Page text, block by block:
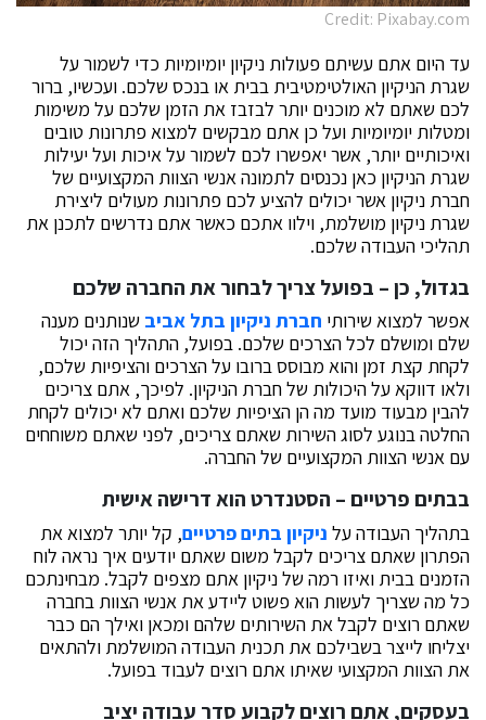
Credit: Pixabay.com
עד היום אתם עשיתם פעולות ניקיון יומיומיות כדי לשמור על
שגרת הניקיון האולטימטיבית בבית או בנכס שלכם. ועכשיו, ברור
לכם שאתם לא מוכנים יותר לבזבז את הזמן שלכם על משימות
ומטלות יומיומיות ועל כן אתם מבקשים למצוא פתרונות טובים
ואיכותיים יותר, אשר יאפשרו לכם לשמור על איכות ועל יעילות
שגרת הניקיון כאן נכנסים לתמונה אנשי הצוות המקצועיים של
חברת ניקיון אשר יכולים להציע לכם פתרונות מעולים ליצירת
שגרת ניקיון מושלמת, וילוו אתכם כאשר אתם נדרשים לתכנן את
תהליכי העבודה שלכם.
בגדול, כן – בפועל צריך לבחור את החברה שלכם
אפשר למצוא שירותי חברת ניקיון בתל אביב שנותנים מענה
שלם ומושלם לכל הצרכים שלכם. בפועל, התהליך הזה יכול
לקחת קצת זמן והוא מבוסס ברובו על הצרכים והציפיות שלכם,
ולאו דווקא על היכולות של חברת הניקיון. לפיכך, אתם צריכים
להבין מבעוד מועד מה הן הציפיות שלכם ואתם לא יכולים לקחת
החלטה בנוגע לסוג השירות שאתם צריכים, לפני שאתם משוחחים
עם אנשי הצוות המקצועיים של החברה.
בבתים פרטיים – הסטנדרט הוא דרישה אישית
בתהליך העבודה על ניקיון בתים פרטיים, קל יותר למצוא את
הפתרון שאתם צריכים לקבל משום שאתם יודעים איך נראה לוח
הזמנים בבית ואיזו רמה של ניקיון אתם מצפים לקבל. מבחינתכם
כל מה שצריך לעשות הוא פשוט ליידע את אנשי הצוות בחברה
שאתם רוצים לקבל את השירותים שלהם ומכאן ואילך הם כבר
יצליחו לייצר בשבילכם את תכנית העבודה המושלמת ולהתאים
את הצוות המקצועי שאיתו אתם רוצים לעבוד בפועל.
בעסקים, אתם רוצים לקבוע סדר עבודה יציב